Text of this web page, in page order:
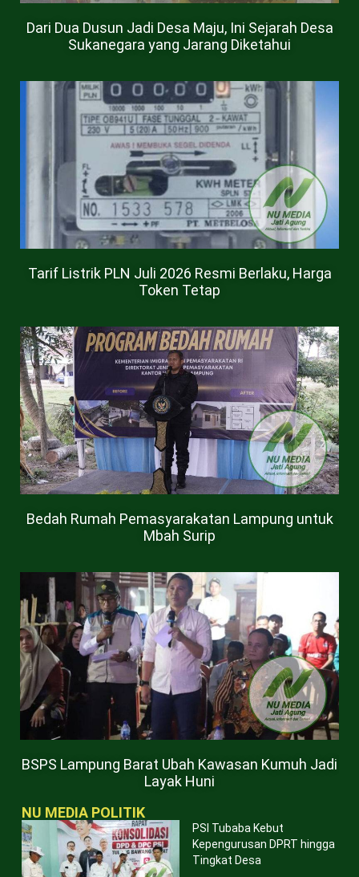
Dari Dua Dusun Jadi Desa Maju, Ini Sejarah Desa
Sukanegara yang Jarang Diketahui
Tarif Listrik PLN Juli 2026 Resmi Berlaku, Harga
Token Tetap
Bedah Rumah Pemasyarakatan Lampung untuk
Mbah Surip
BSPS Lampung Barat Ubah Kawasan Kumuh Jadi
Layak Huni
NU MEDIA POLITIK
PSI Tubaba Kebut
Kepengurusan DPRT hingga
Tingkat Desa